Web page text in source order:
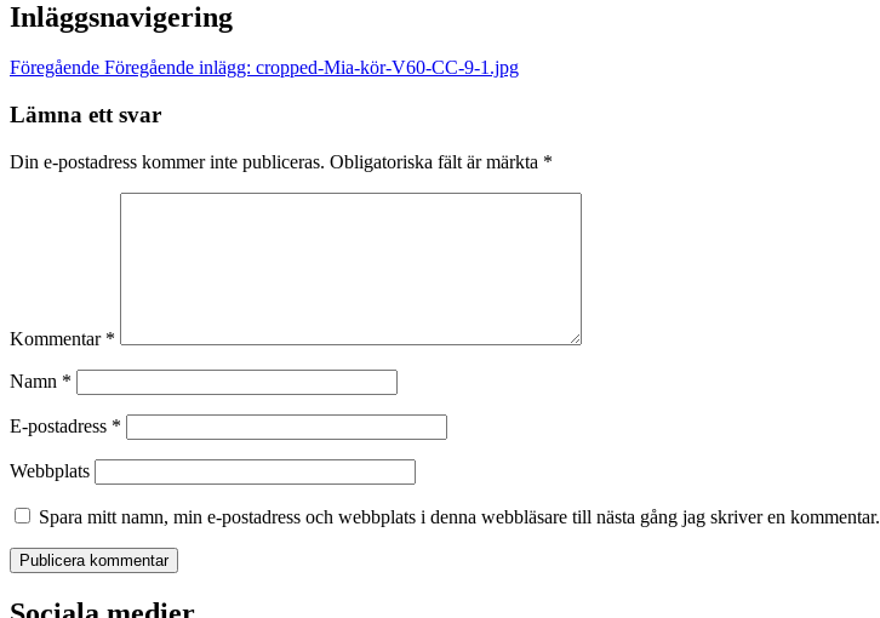
Inläggsnavigering
Föregående Föregående inlägg: cropped-Mia-kör-V60-CC-9-1.jpg
Lämna ett svar
Din e-postadress kommer inte publiceras. Obligatoriska fält är märkta *
Kommentar *
Namn *
E-postadress *
Webbplats
Spara mitt namn, min e-postadress och webbplats i denna webbläsare till nästa gång jag skriver en kommentar.